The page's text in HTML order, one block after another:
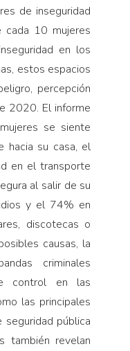
de inseguridad
cada 10 mujeres
en los
estos espacios
percepción
2020. El informe
se siente
hacia su casa, el
en el transporte
al salir de su
y el 74% en
discotecas o
causas, la
criminales
control en las
las principales
pública
también revelan